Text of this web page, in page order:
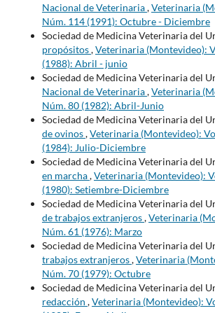
Nacional de Veterinaria,Veterinaria
Núm. 114 (1991): Octubre - Diciembre
Sociedad de Medicina Veterinaria del
propósitos,Veterinaria (Montevideo):
(1988): Abril - junio
Sociedad de Medicina Veterinaria del
Nacional de Veterinaria,Veterinaria
Núm. 80 (1982): Abril-Junio
Sociedad de Medicina Veterinaria del
de ovinos,Veterinaria (Montevideo):
(1984): Julio-Diciembre
Sociedad de Medicina Veterinaria del
en marcha,Veterinaria (Montevideo):
(1980): Setiembre-Diciembre
Sociedad de Medicina Veterinaria del
de trabajos extranjeros,Veterinaria
Núm. 61 (1976): Marzo
Sociedad de Medicina Veterinaria del
trabajos extranjeros,Veterinaria
Núm. 70 (1979): Octubre
Sociedad de Medicina Veterinaria del
redacción ,Veterinaria (Montevideo):